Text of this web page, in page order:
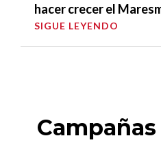
hacer crecer el
SIGUE LEYENDO